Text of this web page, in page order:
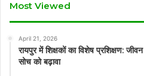
Most Viewed
April 21, 2026
रायपुर में शिक्षकों का विशेष प्रशिक्षण:
सोच को बढ़ावा